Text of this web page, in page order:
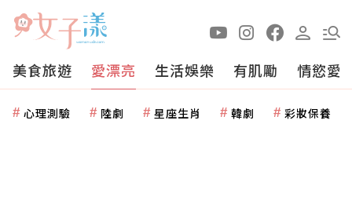
美食旅遊 愛漂亮 生活娛樂 有肌勵 情慾愛
心理測驗 陸劇 星座生肖 韓劇 彩妝保養